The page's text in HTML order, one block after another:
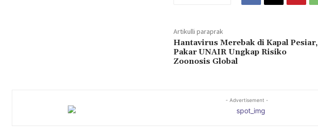
Artikulli paraprak
Hantavirus Merebak di Kapal Pesiar,
Pakar UNAIR Ungkap Risiko
Zoonosis Global
- Advertisement -